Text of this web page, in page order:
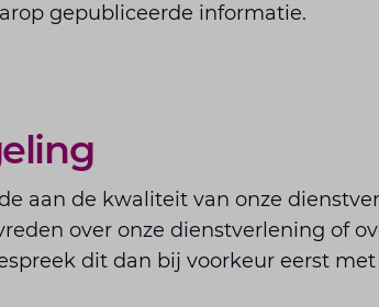
gepubliceerde informatie.
aan de kwaliteit van onze
over onze dienstverlening of
dit dan bij voorkeur eerst